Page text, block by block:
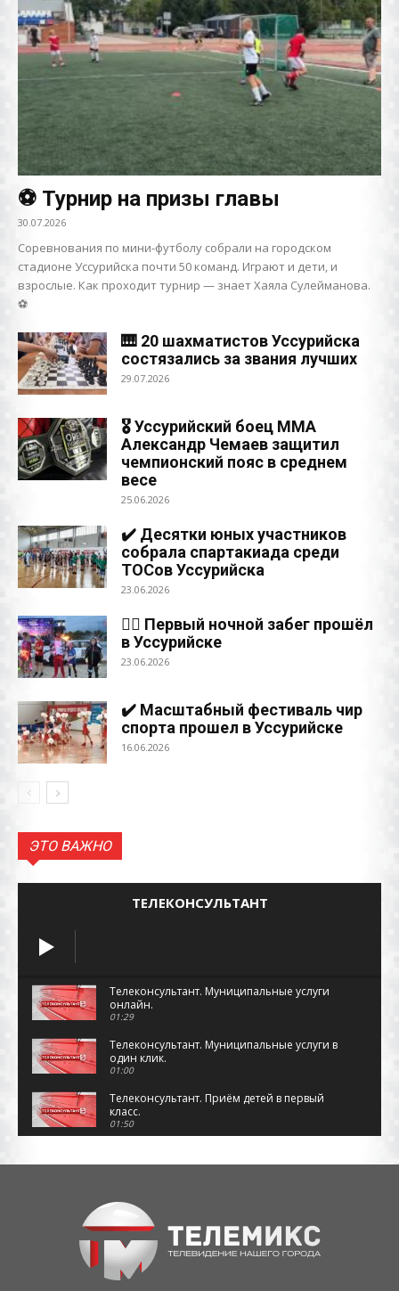
⚽️ Турнир на призы главы
30.07.2026
Соревнования по мини-футболу собрали на городском
стадионе Уссурийска почти 50 команд. Играют и дети, и
взрослые. Как проходит турнир — знает Хаяла Сулейманова.
⚽️
🎹 20 шахматистов Уссурийска
состязались за звания лучших
29.07.2026
🎖 Уссурийский боец ММА
Александр Чемаев защитил
чемпионский пояс в среднем
весе
25.06.2026
✔️ Десятки юных участников
собрала спартакиада среди
ТОСов Уссурийска
23.06.2026
🏃‍♀️ Первый ночной забег прошёл
в Уссурийске
23.06.2026
✔️ Масштабный фестиваль чир
спорта прошел в Уссурийске
16.06.2026
ЭТО ВАЖНО
ТЕЛЕКОНСУЛЬТАНТ
Телеконсультант. Муниципальные услуги
онлайн.
01:29
Телеконсультант. Муниципальные услуги в
один клик.
01:00
Телеконсультант. Приём детей в первый
класс.
01:50
свадьбы.
Телеконсультант. Дымовые извещатели
появляются в домах уссурийцев.
02:15
Телеконсультант. Способы расчёта за
тепло.
01:33